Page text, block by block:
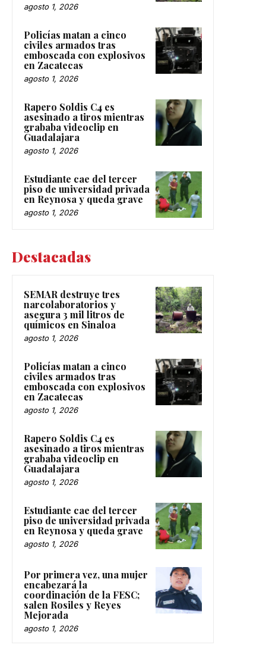
agosto 1, 2026
Policías matan a cinco
civiles armados tras
emboscada con explosivos
en Zacatecas
agosto 1, 2026
Rapero Soldis C4 es
asesinado a tiros mientras
grababa videoclip en
Guadalajara
agosto 1, 2026
Estudiante cae del tercer
piso de universidad privada
en Reynosa y queda grave
agosto 1, 2026
Destacadas
SEMAR destruye tres
narcolaboratorios y
asegura 3 mil litros de
químicos en Sinaloa
agosto 1, 2026
Policías matan a cinco
civiles armados tras
emboscada con explosivos
en Zacatecas
agosto 1, 2026
Rapero Soldis C4 es
asesinado a tiros mientras
grababa videoclip en
Guadalajara
agosto 1, 2026
Estudiante cae del tercer
piso de universidad privada
en Reynosa y queda grave
agosto 1, 2026
Por primera vez, una mujer
encabezará la
coordinación de la FESC;
salen Rosiles y Reyes
Mejorada
agosto 1, 2026